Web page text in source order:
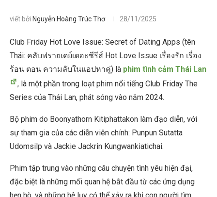
viết bởi Nguyễn Hoàng Trúc Thơ 28/11/2025
Club Friday Hot Love Issue: Secret of Dating Apps (tên
Thái: คลับฟรายเดย์เดอะซีรีส์ Hot Love Issue เรื่องรัก เรื่อง
ร้อน ตอน ความลับในแอปหาคู่) là phim tình cảm Thái Lan
, là một phần trong loạt phim nổi tiếng Club Friday The
Series của Thái Lan, phát sóng vào năm 2024.
Bộ phim do Boonyathorn Kitiphattakon làm đạo diễn, với
sự tham gia của các diễn viên chính: Punpun Sutatta
Udomsilp và Jackie Jackrin Kungwankiatichai.
Phim tập trung vào những câu chuyện tình yêu hiện đại,
đặc biệt là những mối quan hệ bắt đầu từ các ứng dụng